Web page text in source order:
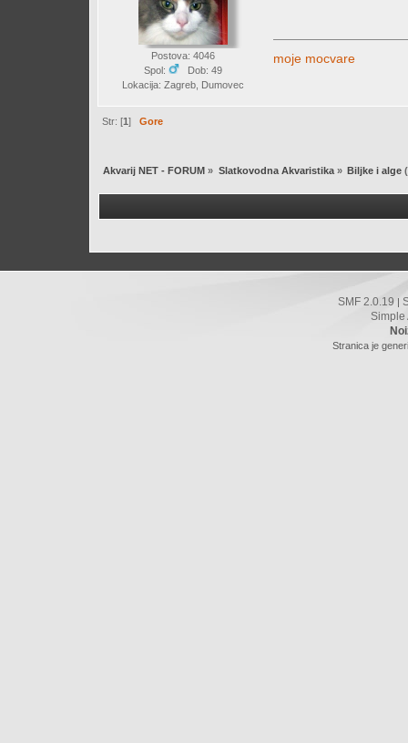
Postova: 4046
Spol:
Dob: 49
Lokacija: Zagreb, Dumovec
moje mocvare
Str: [1]Gore
Akvarij NET - FORUM » Slatkovodna Akvaristika» Biljke i alge
SMF 2.0.19 |
Simple
Stranica je